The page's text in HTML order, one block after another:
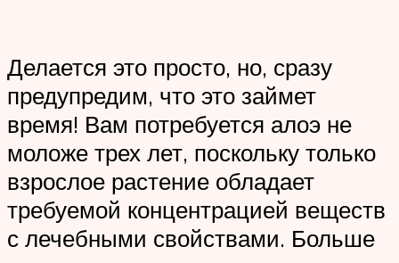
Делается это просто, но, сразу
предупредим, что это займет
время! Вам потребуется алоэ не
моложе трех лет, поскольку только
взрослое растение обладает
требуемой концентрацией веществ
с лечебными свойствами. Больше